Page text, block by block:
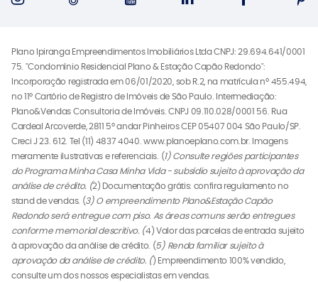
Plano Ipiranga Empreendimentos Imobiliários Ltda CNPJ: 29.694.641/0001
75. "Condomínio Residencial Plano & Estação Capão Redondo":
Incorporação registrada em 06/01/2020, sob R.2, na matrícula nº 455.494,
no 11º Cartório de Registro de Imóveis de São Paulo. Intermediação:
Plano&Vendas Consultoria de Imóveis. CNPJ 09.110.028/0001 56. Rua
Cardeal Arcoverde, 2811 5º andar Pinheiros CEP 05407 004 São Paulo/SP.
Creci J 23. 612. Tel (11) 4837 4040. www.planoeplano.com.br. Imagens
meramente ilustrativas e referenciais. (1) Consulte regiões participantes
do Programa Minha Casa Minha Vida - subsídio sujeito à aprovação da
análise de crédito. (2) Documentação grátis: confira regulamento no
stand de vendas. (3) O empreendimento Plano&Estação Capão
Redondo será entregue com piso. As áreas comuns serão entregues
conforme memorial descritivo. (4) Valor das parcelas de entrada sujeito
à aprovação da análise de crédito. (5) Renda familiar sujeito à
aprovação da análise de crédito. () Empreendimento 100% vendido,
consulte um dos nossos especialistas em vendas.